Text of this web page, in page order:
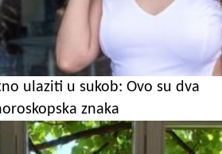
ulaziti u sukob: Ovo su dva
znaka